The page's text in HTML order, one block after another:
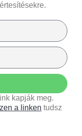
kapják meg.
a linken tudsz